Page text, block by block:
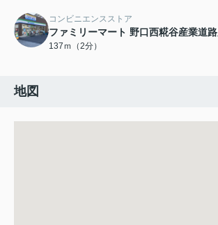
コンビニエンスストア
ファミリーマート 野口西糀谷産業道
137ｍ（2分）
地図